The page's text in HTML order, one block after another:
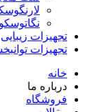
تجهیزات زیبایی
تجهیزات
خانه
درباره ما
فروشگاه